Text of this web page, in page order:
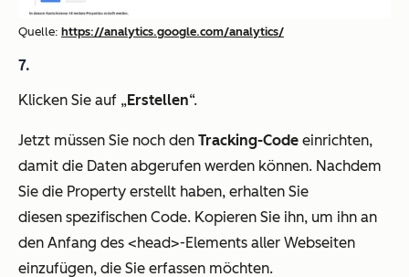
Quelle: https://analytics.google.com/analytics/
Klicken Sie auf „Erstellen“.
Jetzt müssen Sie noch den Tracking-Code einrichten,
damit die Daten abgerufen werden können. Nachdem
Sie die Property erstellt haben, erhalten Sie
diesen spezifischen Code. Kopieren Sie ihn, um ihn an
den Anfang des <head>-Elements aller Webseiten
einzufügen, die Sie erfassen möchten.